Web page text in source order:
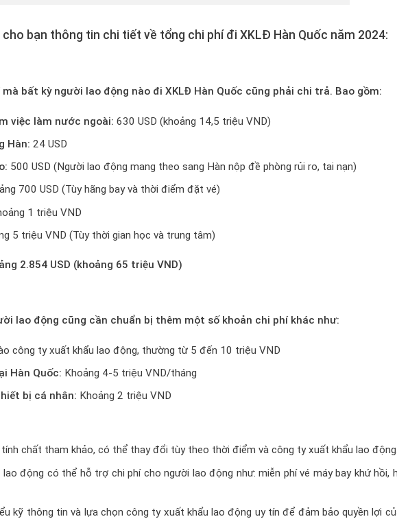
bạn thông tin chi tiết về tổng chi phí đi XKLĐ Hàn Quốc năm 2024:
bất kỳ người lao động nào đi XKLĐ Hàn Quốc cũng phải chi trả. Bao gồm:
việc làm nước ngoài: 630 USD (khoảng 14,5 triệu VND)
Hàn: 24 USD
500 USD (Người lao động mang theo sang Hàn nộp đề phòng rủi ro, tai nạn)
700 USD (Tùy hãng bay và thời điểm đặt vé)
1 triệu VND
5 triệu VND (Tùy thời gian học và trung tâm)
2.854 USD (khoảng 65 triệu VND)
lao động cũng cần chuẩn bị thêm một số khoản chi phí khác như:
công ty xuất khẩu lao động, thường từ 5 đến 10 triệu VND
Hàn Quốc: Khoảng 4-5 triệu VND/tháng
bị cá nhân: Khoảng 2 triệu VND
chất tham khảo, có thể thay đổi tùy theo thời điểm và công ty xuất khẩu lao động.
động có thể hỗ trợ chi phí cho người lao động như: miễn phí vé máy bay khứ hồi,
kỹ thông tin và lựa chọn công ty xuất khẩu lao động uy tín để đảm bảo quyền lợi